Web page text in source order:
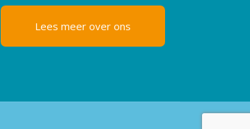
Lees meer over ons